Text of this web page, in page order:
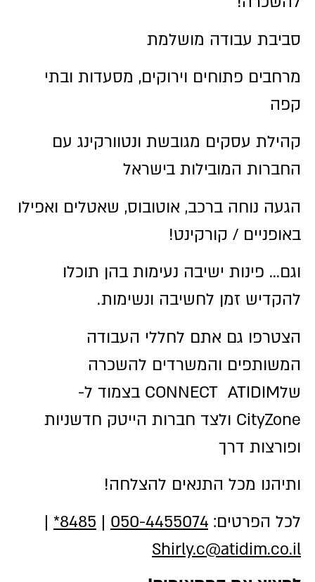
סביבת עבודה מושלמת
מרחבים פתוחים וירוקים, מסעדות ובתי
קפה
קהילת עסקים מגובשת ונטוורקינג עם
החברות המובילות בישראל
הגעה נוחה ברכב, אוטובוס, שאטלים ואפילו
באופניים / קורקינט!
וגם… פינות ישיבה נעימות בהן תוכלו
להקדיש זמן לחשיבה ונשימות.
הצטרפו גם אתם לחללי העבודה
המשותפים והמשרדים להשכרה
שלCONNECT ATIDIM בצמוד ל-
CityZone ולצד חברות הייטק חדשניות
ופורצות דרך
ותיהנו מכל התנאים להצלחה!
לכל הפרטים:050-4455074
|
8485*
|
Shirly.c@atidim.co.il